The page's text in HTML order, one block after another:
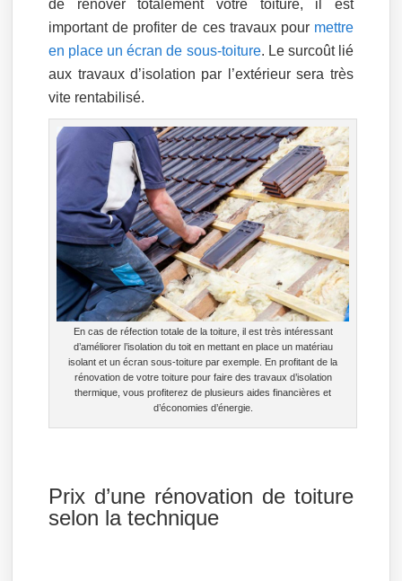
de rénover totalement votre toiture, il est
important de profiter de ces travaux pour mettre
en place un écran de sous-toiture. Le surcoût lié
aux travaux d’isolation par l’extérieur sera très
vite rentabilisé.
En cas de réfection totale de la toiture, il est très intéressant
d’améliorer l’isolation du toit en mettant en place un matériau
isolant et un écran sous-toiture par exemple. En profitant de la
rénovation de votre toiture pour faire des travaux d’isolation
thermique, vous profiterez de plusieurs aides financières et
d’économies d’énergie.
Prix d’une rénovation de toiture
selon la technique